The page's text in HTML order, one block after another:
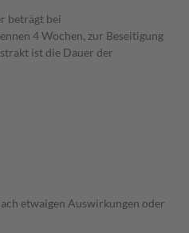
beträgt bei
4 Wochen, zur Beseitigung
ist die Dauer der
etwaigen Auswirkungen oder